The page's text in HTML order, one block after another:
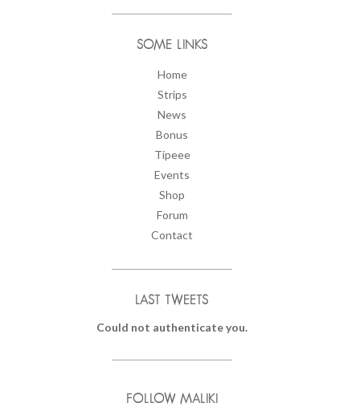
SOME LINKS
Home
Strips
News
Bonus
Tipeee
Events
Shop
Forum
Contact
LAST TWEETS
Could not authenticate you.
FOLLOW MALIKI